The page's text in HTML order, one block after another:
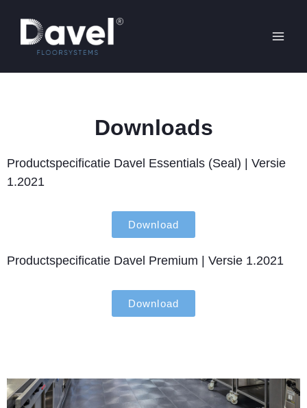
Downloads
Productspecificatie Davel Essentials (Seal) | Versie
1.2021
Download
Productspecificatie Davel Premium | Versie 1.2021
Download